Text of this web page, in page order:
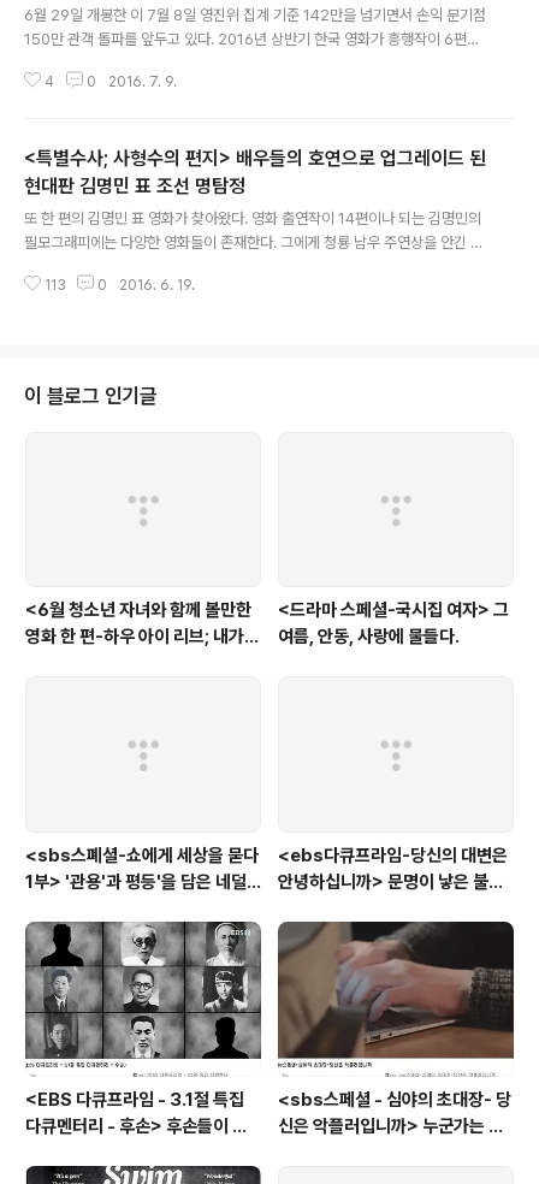
6월 29일 개봉한 이 7월 8일 영진위 집계 기준 142만을 넘기면서 손익 분기점
150만 관객 돌파를 앞두고 있다. 2016년 상반기 한국 영화가 흥행작이 6편에
구나 주목받는 대작이 아니고서는 대중의 선택을 받을 기회조차 여의치 않은 가
지배하는 것은 김혜수라는 배우의 독보적 존재감이다. 2012년 의 여전히 파월
풀하면서도 애틋했던 펩시로 부터, 2014년 의 거친 얼굴로 차이나타운을 지배
한 '엄마', 그리고 2013년 에서 대체불가 미스 김에서, 2016년 의 나이..
4 0 2016. 7. 9.
<특별수사; 사형수의 편지> 배우들의 호연으로 업그레이드 된
현대판 김명민 표 조선 명탐정
또 한 편의 김명민 표 영화가 찾아왔다. 영화 출연작이 14편이나 되는 김명민의
필모그래피에는 다양한 영화들이 존재한다. 그에게 청룡 남우 주연상을 안긴 와
와 같은 재난 영화, 그리고 독특한 소재의 와 등도 있다. 하지만 최근 김명민이란
어람, 과 에서 김명민은 조선 정조 시대 어사 박문수로 연상되는 명탐정 김민으
로 분한다. 일찌기 이래 , 로 그래서 오히려 가 아쉬웠던 정도로 '본좌'의 소리..
113 0 2016. 6. 19.
이 블로그 인기글
<6월 청소년 자녀와 함께 볼만한
영화 한 편-하우 아이 리브; 내가
<드라마 스페셜-국시집 여자> 그
여름, 안동, 사랑에 물들다.
<sbs스폐셜-쇼에게 세상을 묻다
1부> '관용'과 평등'을 담은 네덜
<ebs다큐프라임-당신의 대변은
안녕하십니까> 문명이 낳은 불치
<EBS 다큐프라임 - 3.1절 특집
다큐멘터리 - 후손> 후손들이 말
고 후손들이 짊어진 삶의 무게
<sbs스페셜 - 심야의 초대장- 당
신은 악플러입니까> 누군가는 강